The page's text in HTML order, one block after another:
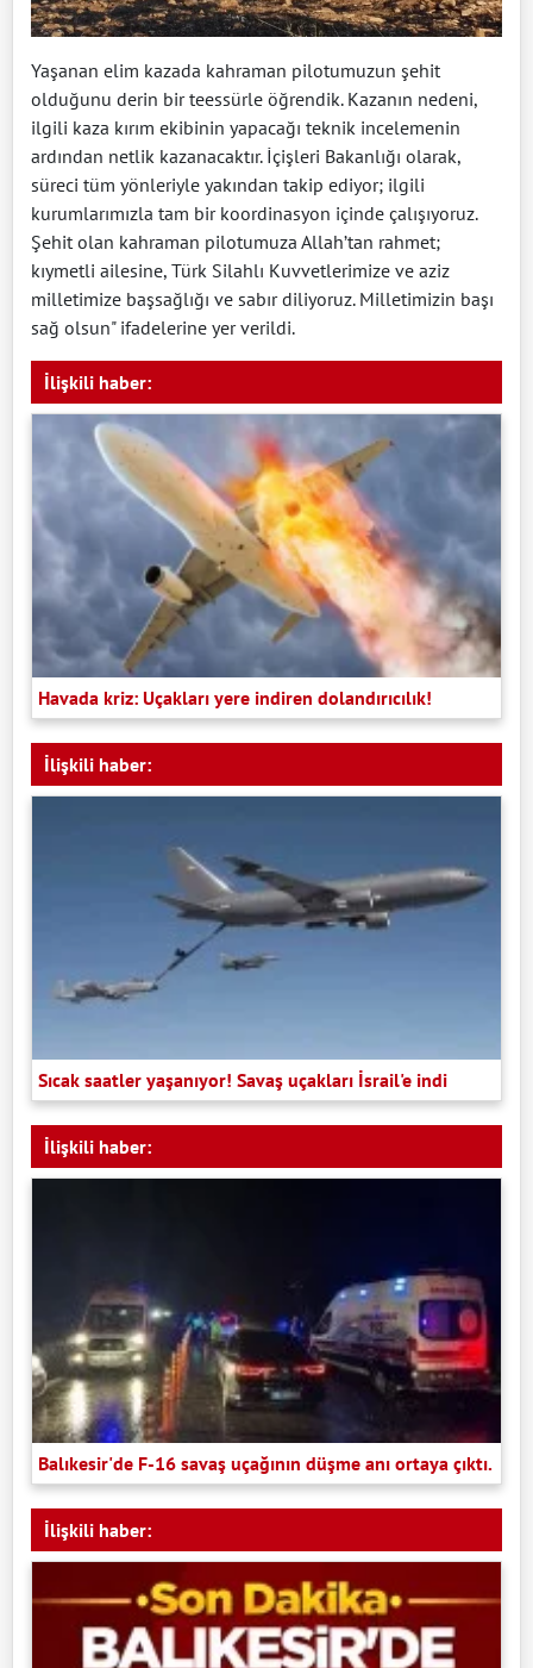
Yaşanan elim kazada kahraman pilotumuzun şehit
olduğunu derin bir teessürle öğrendik. Kazanın nedeni,
ilgili kaza kırım ekibinin yapacağı teknik incelemenin
ardından netlik kazanacaktır. İçişleri Bakanlığı olarak,
süreci tüm yönleriyle yakından takip ediyor; ilgili
kurumlarımızla tam bir koordinasyon içinde çalışıyoruz.
Şehit olan kahraman pilotumuza Allah’tan rahmet;
kıymetli ailesine, Türk Silahlı Kuvvetlerimize ve aziz
milletimize başsağlığı ve sabır diliyoruz. Milletimizin başı
sağ olsun" ifadelerine yer verildi.
İlişkili haber:
Havada kriz: Uçakları yere indiren dolandırıcılık!
İlişkili haber:
Sıcak saatler yaşanıyor! Savaş uçakları İsrail'e indi
İlişkili haber:
Balıkesir'de F-16 savaş uçağının düşme anı ortaya çıktı.
İlişkili haber: